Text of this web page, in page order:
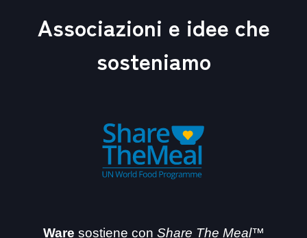
Associazioni e idee che
sosteniamo
Ware sostiene con Share The Meal™